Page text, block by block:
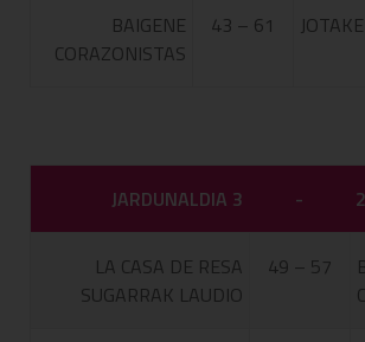
BAIGENE
CORAZONISTAS
43 – 61
JARDUNALDIA 3 -
LA CASA DE RESA
SUGARRAK LAUDIO
49 – 57